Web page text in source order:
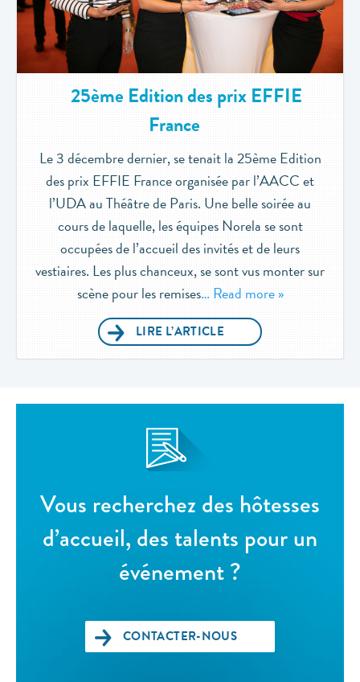
25ème Edition des prix EFFIE
France
Le 3 décembre dernier, se tenait la 25ème Edition
des prix EFFIE France organisée par l’AACC et
l’UDA au Théâtre de Paris. Une belle soirée au
cours de laquelle, les équipes Norela se sont
occupées de l’accueil des invités et de leurs
vestiaires. Les plus chanceux, se sont vus monter sur
scène pour les remises… Read more »
LIRE L’ARTICLE
Vous recherchez des hôtesses
d’accueil, des talents pour un
événement ?
CONTACTER-NOUS